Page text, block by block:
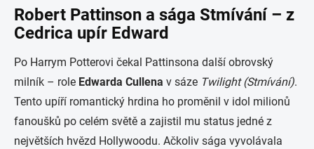
Robert Pattinson a sága Stmívání – z
Cedrica upír Edward
Po Harrym Potterovi čekal Pattinsona další obrovský
milník – role Edwarda Cullena v sáze Twilight (Stmívání).
Tento upíří romantický hrdina ho proměnil v idol milionů
fanoušků po celém světě a zajistil mu status jedné z
největších hvězd Hollywoodu. Ačkoliv sága vyvolávala